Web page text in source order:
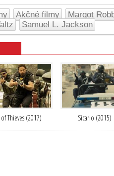
Akčné filmy
Margot
Samuel L. Jackson
Thieves (2017) Sicario (2015)